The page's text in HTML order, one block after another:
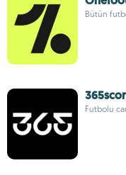
Bütün
Futbolu